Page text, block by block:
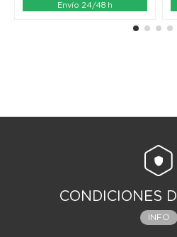
Envío 24/48 h
CONDICIONES
INFO